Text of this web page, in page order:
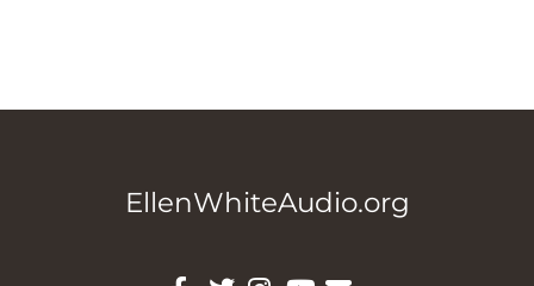
EllenWhiteAudio.org